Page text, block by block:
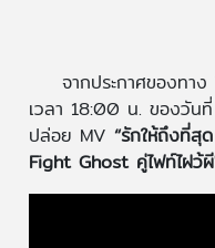
จากประกาศของทา
เวลา 18:00 น. ของวัน
ปล่อย MV “รักให้ถึงที่สุ
Fight Ghost คู่ไฟท์ไฝว้